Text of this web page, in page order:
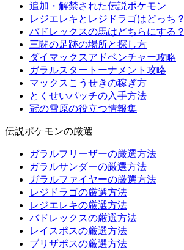
追加・解禁された伝説ポケモン
レジエレキとレジドラゴはどっち？
バドレックスの馬はどちらにする？
三闘の足跡の場所と探し方
ダイマックスアドベンチャー攻略
ガラルスタートーナメント攻略
マックスこうせきの稼ぎ方
とくせいパッチの入手方法
冠の雪原の役立つ情報集
伝説ポケモンの厳選
ガラルフリーザーの厳選方法
ガラルサンダーの厳選方法
ガラルファイヤーの厳選方法
レジドラゴの厳選方法
レジエレキの厳選方法
バドレックスの厳選方法
レイスポスの厳選方法
ブリザポスの厳選方法